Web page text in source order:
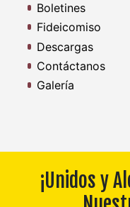
Boletines
Fideicomiso
Descargas
Contáctanos
Galería
¡Unidos y